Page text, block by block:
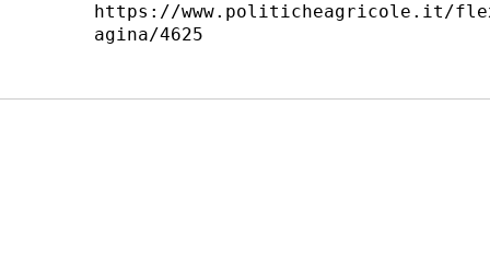
https://www.politicheagricole.it/flex/